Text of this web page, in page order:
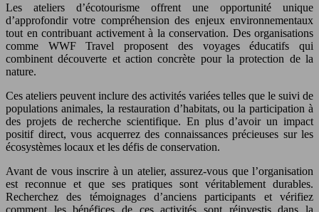
Les ateliers d’écotourisme offrent une opportunité unique
d’approfondir votre compréhension des enjeux environnementaux
tout en contribuant activement à la conservation. Des organisations
comme WWF Travel proposent des voyages éducatifs qui
combinent découverte et action concrète pour la protection de la
nature.
Ces ateliers peuvent inclure des activités variées telles que le suivi de
populations animales, la restauration d’habitats, ou la participation à
des projets de recherche scientifique. En plus d’avoir un impact
positif direct, vous acquerrez des connaissances précieuses sur les
écosystèmes locaux et les défis de conservation.
Avant de vous inscrire à un atelier, assurez-vous que l’organisation
est reconnue et que ses pratiques sont véritablement durables.
Recherchez des témoignages d’anciens participants et vérifiez
comment les bénéfices de ces activités sont réinvestis dans la